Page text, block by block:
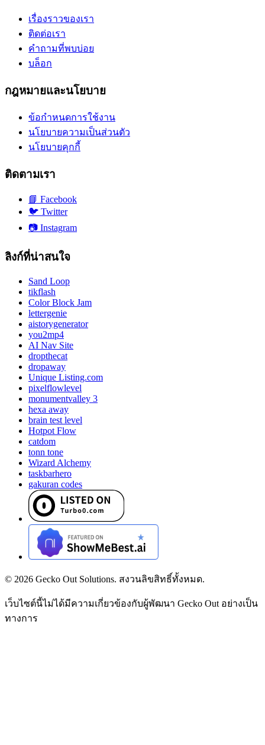
เรื่องราวของเรา
ติดต่อเรา
คำถามที่พบบ่อย
บล็อก
กฎหมายและนโยบาย
ข้อกำหนดการใช้งาน
นโยบายความเป็นส่วนตัว
นโยบายคุกกี้
ติดตามเรา
📘 Facebook
🐦 Twitter
📷 Instagram
ลิงก์ที่น่าสนใจ
Sand Loop
tikflash
Color Block Jam
lettergenie
aistorygenerator
you2mp4
AI Nav Site
dropthecat
dropaway
Unique Listing.com
pixelflowlevel
monumentvalley 3
hexa away
brain test level
Hotpot Flow
catdom
tonn tone
Wizard Alchemy
taskbarhero
gakuran codes
© 2026 Gecko Out Solutions. สงวนลิขสิทธิ์ทั้งหมด.
เว็บไซต์นี้ไม่ได้มีความเกี่ยวข้องกับผู้พัฒนา Gecko Out อย่างเป็น
ทางการ